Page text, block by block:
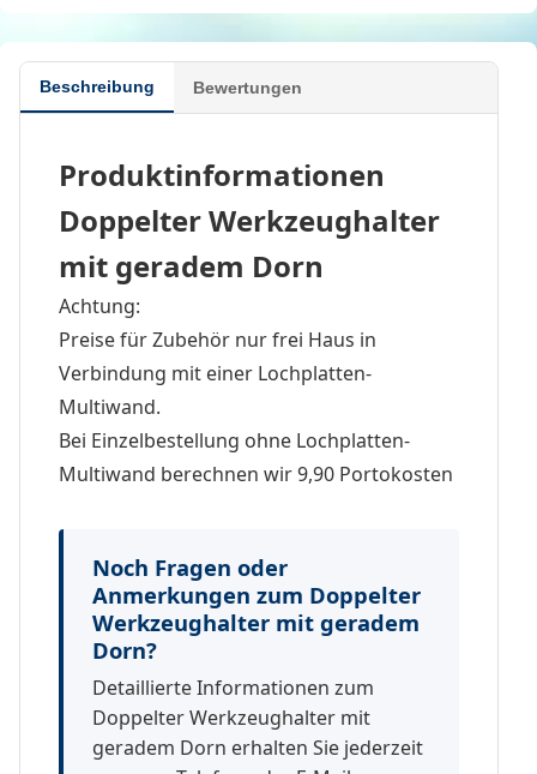
Beschreibung Bewertungen
Produktinformationen
Doppelter Werkzeughalter
mit geradem Dorn
Achtung:
Preise für Zubehör nur frei Haus in
Verbindung mit einer Lochplatten-
Multiwand.
Bei Einzelbestellung ohne Lochplatten-
Multiwand berechnen wir 9,90 Portokosten
Noch Fragen oder
Anmerkungen zum Doppelter
Werkzeughalter mit geradem
Dorn?
Detaillierte Informationen zum
Doppelter Werkzeughalter mit
geradem Dorn erhalten Sie jederzeit